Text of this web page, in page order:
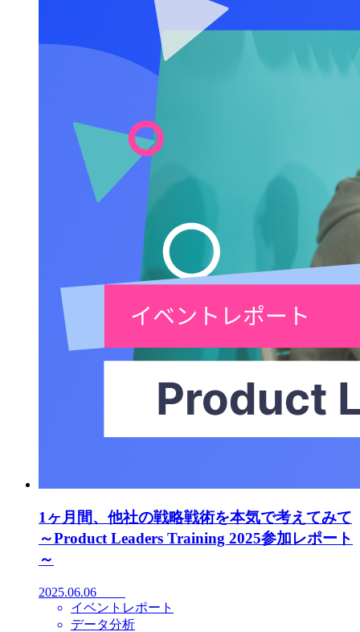
1ヶ月間、他社の戦略戦術を本気で考えてみて
～Product Leaders Training 2025参加レポート
～
2025.06.06
イベントレポート
データ分析